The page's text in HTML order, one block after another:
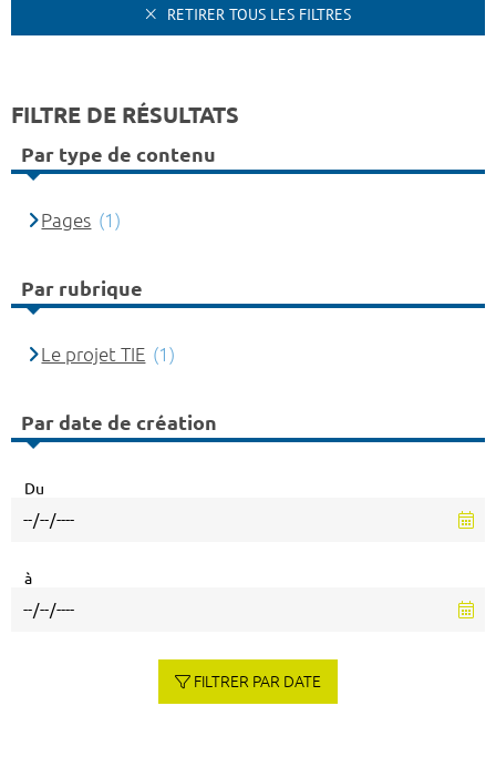
RETIRER TOUS LES FILTRES
FILTRE DE RÉSULTATS
Par type de contenu
Pages (1)
Par rubrique
Le projet TIE (1)
Par date de création
Du
à
FILTRER PAR DATE